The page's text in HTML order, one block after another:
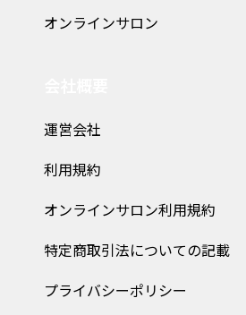
オンラインサロン
運営会社
利用規約
オンラインサロン利用規約
特定商取引法についての記載
プライバシーポリシー